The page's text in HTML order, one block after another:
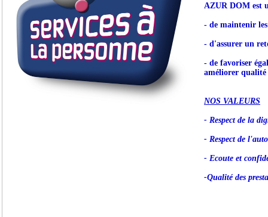
AZUR DOM est
- de maintenir les
- d'assurer un
- de favoriser
améliorer
NOS VALEURS
- Respect de la
- Respect de
- Ecoute et
-Qualité des